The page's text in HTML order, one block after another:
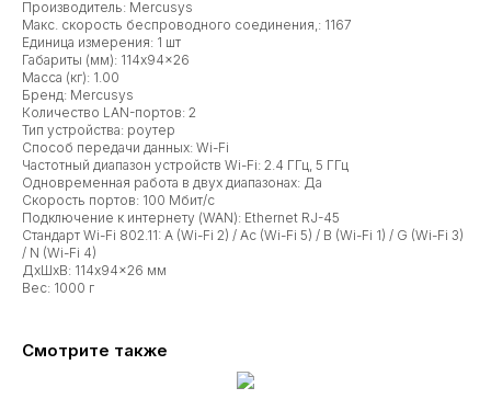
Производитель: Mercusys
Макс. скорость беспроводного соединения,: 1167
Единица измерения: 1 шт
Габариты (мм): 114x94x26
Масса (кг): 1.00
Бренд: Mercusys
Количество LAN-портов: 2
Тип устройства: роутер
Способ передачи данных: Wi-Fi
Частотный диапазон устройств Wi-Fi: 2.4 ГГц, 5 ГГц
Одновременная работа в двух диапазонах: Да
Скорость портов: 100 Мбит/с
Подключение к интернету (WAN): Ethernet RJ-45
Стандарт Wi-Fi 802.11: A (Wi-Fi 2) / Ac (Wi-Fi 5) / B (Wi-Fi 1) / G (Wi-Fi 3)
/ N (Wi-Fi 4)
ДxШxВ: 114x94x26 мм
Вес: 1000 г
Смотрите также